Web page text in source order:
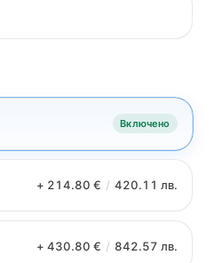
Включено
+ 214.80 € / 420.11 лв.
+ 430.80 € / 842.57 лв.